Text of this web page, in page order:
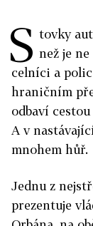
S tovky
než je
celníci a
hraničním
odbaví
A v
mnohem hůř.
Jednu z
prezentuje